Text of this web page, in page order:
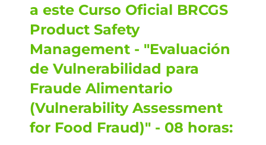
a este Curso Oficial BRCGS
Product Safety
Management - "Evaluación
de Vulnerabilidad para
Fraude Alimentario
(Vulnerability Assessment
for Food Fraud)" - 08 horas: